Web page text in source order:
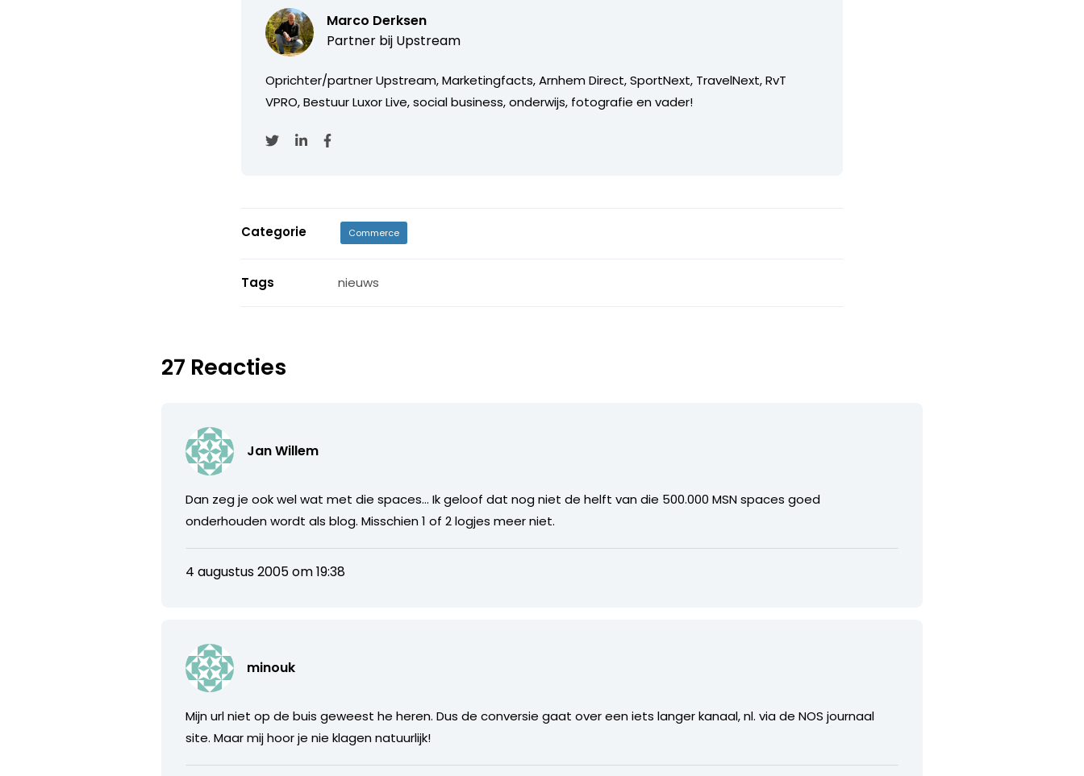
Marco Derksen
Partner bij Upstream
Oprichter/partner Upstream, Marketingfacts, Arnhem Direct, SportNext, TravelNext, RvT
VPRO, Bestuur Luxor Live, social business, onderwijs, fotografie en vader!
Categorie Commerce
Tags nieuws
27 Reacties
Jan Willem
Dan zeg je ook wel wat met die spaces… Ik geloof dat nog niet de helft van die 500.000 MSN spaces goed
onderhouden wordt als blog. Misschien 1 of 2 logjes meer niet.
4 augustus 2005 om 19:38
minouk
Mijn url niet op de buis geweest he heren. Dus de conversie gaat over een iets langer kanaal, nl. via de NOS journaal
site. Maar mij hoor je nie klagen natuurlijk!